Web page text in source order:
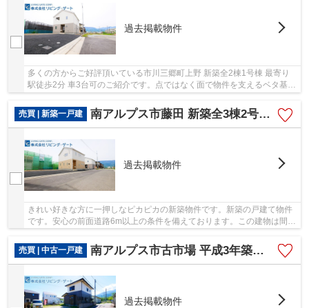
過去掲載物件
多くの方からご好評頂いている市川三郷町上野 新築全2棟1号棟 最寄り
駅徒歩2分 車3台可のご紹介です。点ではなく面で物件を支えるベタ基礎
の物件は耐震性に優れています。コチラの物件...
売買 | 新築一戸建
南アルプス市藤田 新築全3棟2号棟 車3台並列駐車 陽当良好
過去掲載物件
きれい好きな方に一押しなピカピカの新築物件です。新築の戸建て物件
です。安心の前面道路6m以上の条件を備えております。この建物は間口
売買 | 中古一戸建
南アルプス市古市場 平成3年築中古戸建 内外装大変綺麗
過去掲載物件